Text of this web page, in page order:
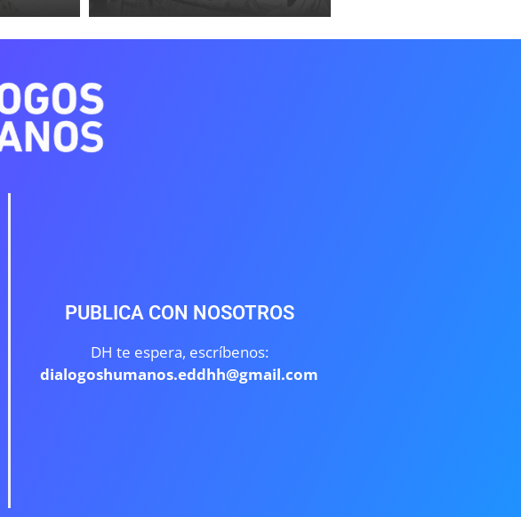
PUBLICA CON NOSOTROS
DH te espera, escríbenos:
dialogoshumanos.eddhh@gmail.com